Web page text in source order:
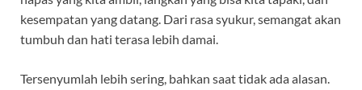
kesempatan yang datang. Dari rasa syukur, semangat akan
tumbuh dan hati terasa lebih damai.
Tersenyumlah lebih sering, bahkan saat tidak ada alasan.